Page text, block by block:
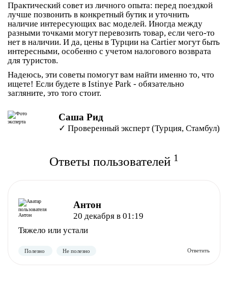
Практический совет из личного опыта: перед поездкой
лучше позвонить в конкретный бутик и уточнить
наличие интересующих вас моделей. Иногда между
разными точками могут перевозить товар, если чего-то
нет в наличии. И да, цены в Турции на Cartier могут быть
интересными, особенно с учетом налогового возврата
для туристов.
Надеюсь, эти советы помогут вам найти именно то, что
ищете! Если будете в Istinye Park - обязательно
загляните, это того стоит.
Саша Рид
✓ Проверенный эксперт (Турция, Стамбул)
Ответы пользователей 1
Антон
20 декабря в 01:19
Тяжело или устали